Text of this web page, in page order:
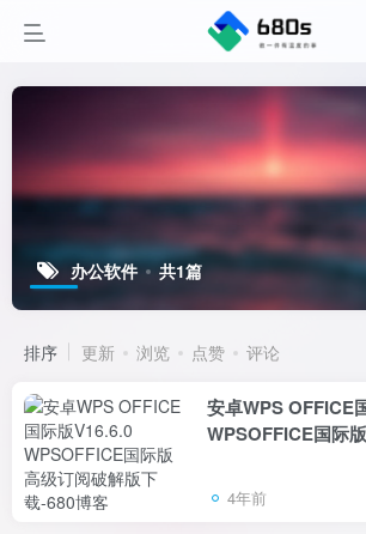
办公软件 共1篇
排序 更新 浏览 点赞 评论
安卓WPS OFFICE
WPSOFFICE国际
4年前